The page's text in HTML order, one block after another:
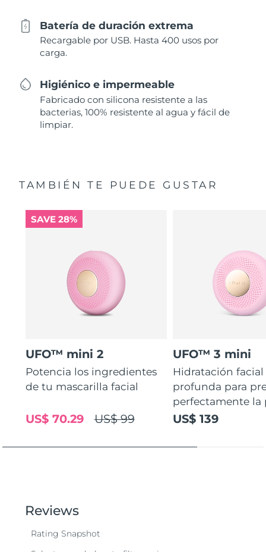
Batería de duración extrema
Recargable por USB. Hasta 400 usos por
carga.
Higiénico e impermeable
Fabricado con silicona resistente a las
bacterias, 100% resistente al agua y fácil de
limpiar.
TAMBIÉN TE PUEDE GUSTAR
SAVE 28%
UFO™ mini 2
Potencia los ingredientes
de tu mascarilla facial
US$ 99
US$ 70.29
UFO™ 3 mini
Hidratación facial
profunda para
perfectamente la
US$ 139